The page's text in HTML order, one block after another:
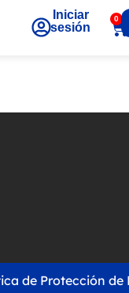
Iniciar
sesión
0
de Protección de